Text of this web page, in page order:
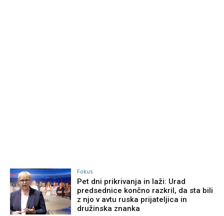
Fokus
Pet dni prikrivanja in laži: Urad
predsednice končno razkril, da sta bili
z njo v avtu ruska prijateljica in
družinska znanka